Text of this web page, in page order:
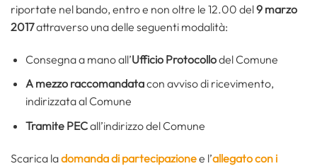
riportate nel bando, entro e non oltre le 12.00 del9 marzo
2017attraverso una delle seguenti modalità:
Consegna a mano all’Ufficio Protocollodel Comune
A mezzo raccomandatacon avviso di ricevimento,
indirizzata al Comune
Tramite PECall’indirizzo del Comune
Scarica ladomanda di partecipazionee l’allegato con i